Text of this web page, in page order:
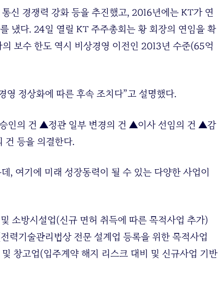
신 경쟁력 강화 등을 추진했고, 2016년에는 KT가 연
냈다. 24일 열릴 KT 주주총회는 황 회장의 연임을 확
보수 한도 역시 비상경영 이전인 2013년 수준(65억
정상화에 따른 후속 조치다”고 설명했다.
인의 건 ▲정관 일부 변경의 건 ▲이사 선임의 건 ▲감
건 등을 의결한다.
, 여기에 미래 성장동력이 될 수 있는 다양한 사업이
소방시설업(신규 면허 취득에 따른 목적사업 추가)
력기술관리법상 전문 설계업 등록을 위한 목적사업
창고업(입주계약 해지 리스크 대비 및 신규사업 기반